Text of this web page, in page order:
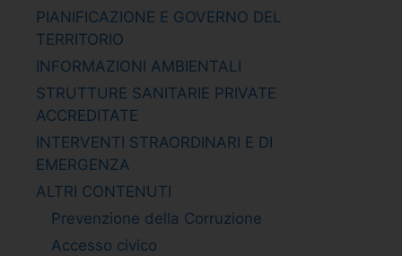
PIANIFICAZIONE E GOVERNO DEL
TERRITORIO
INFORMAZIONI AMBIENTALI
STRUTTURE SANITARIE PRIVATE
ACCREDITATE
INTERVENTI STRAORDINARI E DI
EMERGENZA
ALTRI CONTENUTI
Prevenzione della Corruzione
Accesso civico